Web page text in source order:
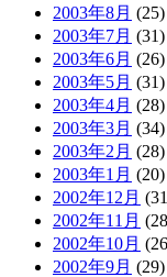
2003年8月 (25)
2003年7月 (31)
2003年6月 (26)
2003年5月 (31)
2003年4月 (28)
2003年3月 (34)
2003年2月 (28)
2003年1月 (20)
2002年12月
2002年11月
2002年10月
2002年9月 (29)